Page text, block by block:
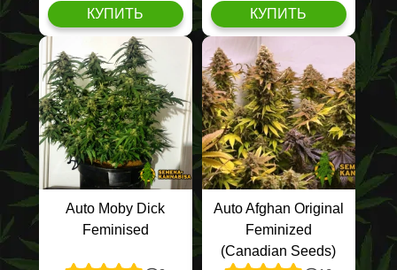
КУПИТЬ КУПИТЬ
Auto Moby Dick
Feminised
Auto Afghan Original
Feminized
(Canadian Seeds)